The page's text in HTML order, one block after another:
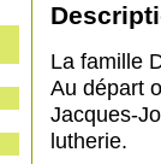
La famille
Au départ
Jacques-
lutherie.